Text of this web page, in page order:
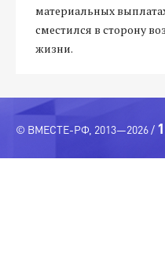
материальных
сместился в сторону
жизни.
© ВМЕСТЕ-РФ, 2013—2026 /